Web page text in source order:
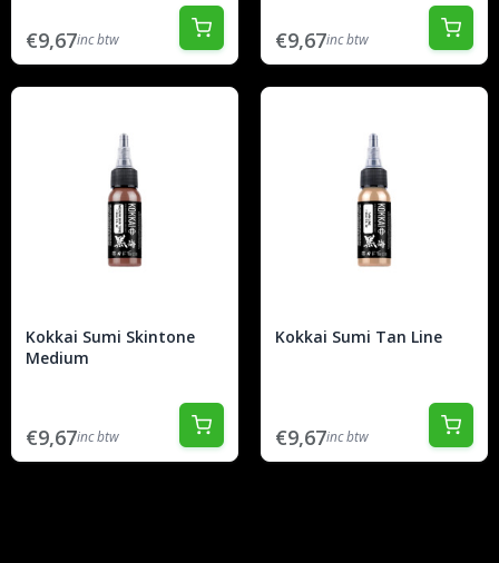
€9,67inc btw €9,67inc btw
Kokkai Sumi Skintone
Medium
€9,67inc btw
Kokkai Sumi Tan Line
€9,67inc btw